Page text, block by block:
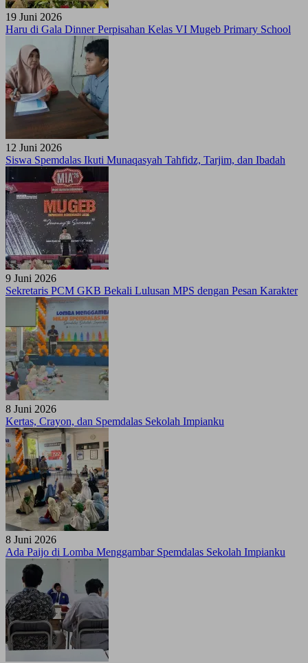
19 Juni 2026
Haru di Gala Dinner Perpisahan Kelas VI Mugeb Primary School
12 Juni 2026
Siswa Spemdalas Ikuti Munaqasyah Tahfidz, Tarjim, dan Ibadah
9 Juni 2026
Sekretaris PCM GKB Bekali Lulusan MPS dengan Pesan Karakter
8 Juni 2026
Kertas, Crayon, dan Spemdalas Sekolah Impianku
8 Juni 2026
Ada Paijo di Lomba Menggambar Spemdalas Sekolah Impianku